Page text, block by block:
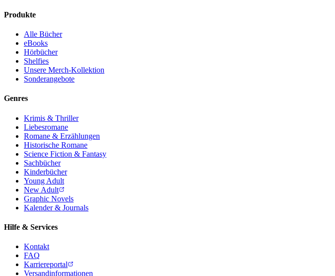
Produkte
Alle Bücher
eBooks
Hörbücher
Shelfies
Unsere Merch-Kollektion
Sonderangebote
Genres
Krimis & Thriller
Liebesromane
Romane & Erzählungen
Historische Romane
Science Fiction & Fantasy
Sachbücher
Kinderbücher
Young Adult
New Adult
Graphic Novels
Kalender & Journals
Hilfe & Services
Kontakt
FAQ
Karriereportal
Versandinformationen